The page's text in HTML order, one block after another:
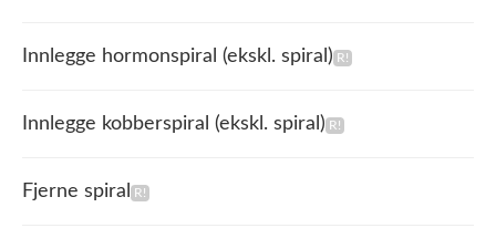
Innlegge hormonspiral (ekskl. spiral)
Innlegge kobberspiral (ekskl. spiral)
Fjerne spiral